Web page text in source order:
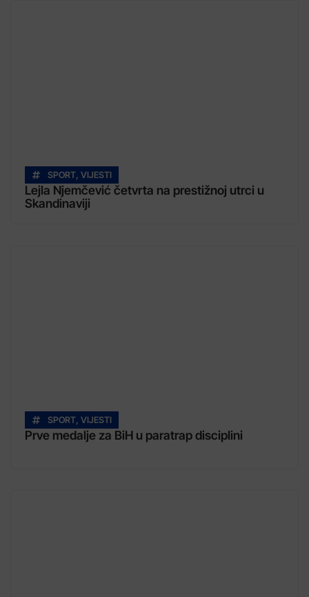
SPORT VIJESTI
Lejla Njemčević četvrta na prestižnoj utrci u
Skandinaviji
SPORT VIJESTI
Prve medalje za BiH u paratrap disciplini